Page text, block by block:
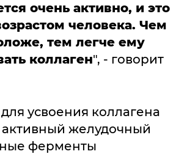
очень активно, и это
человека. Чем
тем легче ему
коллаген", - говорит
усвоения коллагена
желудочный
ферменты